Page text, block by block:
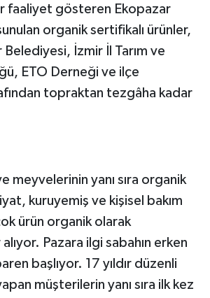
faaliyet gösteren Ekopazar
organik sertifikalı ürünler,
Belediyesi, İzmir İl Tarım ve
ETO Derneği ve ilçe
topraktan tezgâha kadar
meyvelerinin yanı sıra organik
kuruyemiş ve kişisel bakım
ürün organik olarak
Pazara ilgi sabahın erken
başlıyor. 17 yıldır düzenli
müşterilerin yanı sıra ilk kez